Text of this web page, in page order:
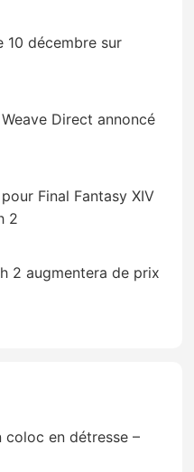
décembre sur
Direct annoncé
Final Fantasy XIV
2
2 augmentera de prix
coloc en détresse –